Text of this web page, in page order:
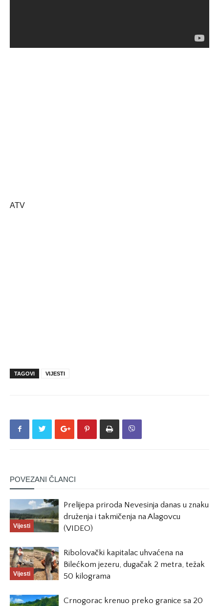
ATV
TAGOVI VIJESTI
POVEZANI ČLANCI
Vijesti
Prelijepa priroda Nevesinja danas u znaku
druženja i takmičenja na Alagovcu
(VIDEO)
Vijesti
Ribolovački kapitalac uhvaćena na
Bilećkom jezeru, dugačak 2 metra, težak
50 kilograma
Crnogorac krenuo preko granice sa 20